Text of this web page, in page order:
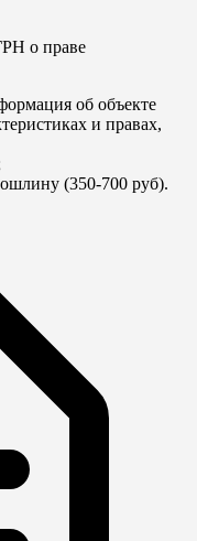
о праве
об объекте
и правах,
(350-700 руб).